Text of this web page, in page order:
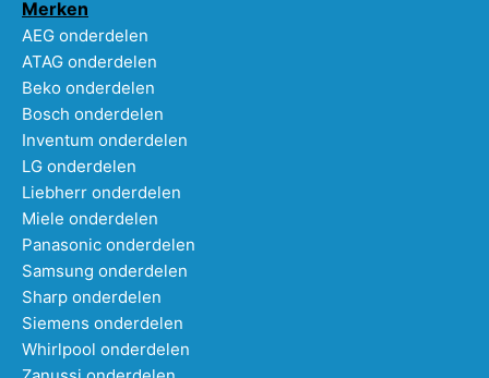
Merken
AEG onderdelen
ATAG onderdelen
Beko onderdelen
Bosch onderdelen
Inventum onderdelen
LG onderdelen
Liebherr onderdelen
Miele onderdelen
Panasonic onderdelen
Samsung onderdelen
Sharp onderdelen
Siemens onderdelen
Whirlpool onderdelen